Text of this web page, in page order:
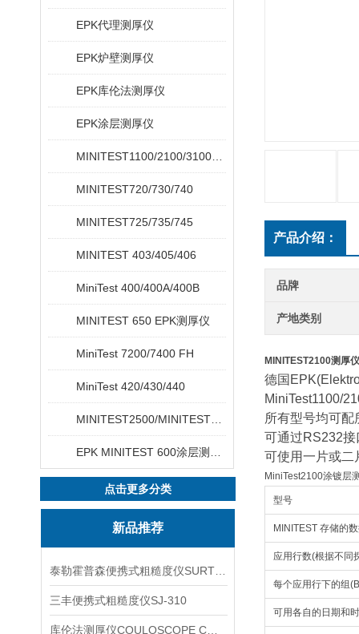
EPK代理测厚仪
EPK炉壁测厚仪
EPK库伦法测厚仪
EPK涂层测厚仪
MINITEST720/730/740
MINITEST725/735/745
MINITEST 403/405/406
MiniTest 400/400A/400B
MINITEST 650 EPK测厚仪
MiniTest 7200/7400 FH
MiniTest 420/430/440
点击更多分类
新品推荐
三丰便携式粗糙度仪SJ-310
产品介绍：
品牌
产地类别
MINITEST2100测厚仪
德国
MiniTest1100/
所有型号均可配
可通过RS232
可使用一片或二
MiniTest2100涂镀层
型号
MINITEST 存储的
应用行数(根据不同
每个应用行下的组
可用各自的日期和